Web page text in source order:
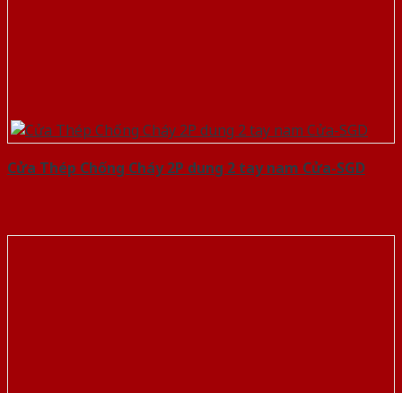
Cửa Thép Chống Cháy 2P dung 2 tay nam Cửa-SGD